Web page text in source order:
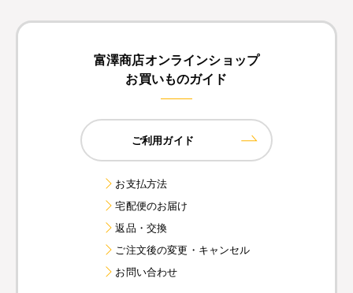
富澤商店オンラインショップ
お買いものガイド
ご利用ガイド
お支払方法
宅配便のお届け
返品・交換
ご注文後の変更・キャンセル
お問い合わせ